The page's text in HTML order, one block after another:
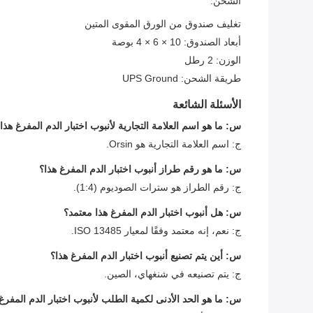
تغليف صندوق من الورق المقوى المتين
أبعاد الصندوق: 10 × 6 × 4 بوصة
الوزن: 2 رطل
طريقة الشحن: UPS Ground
الأسئلة الشائعة
س: ما هو اسم العلامة التجارية لأنبوب اختبار الدم المفرغ
ج: اسم العلامة التجارية هو Orsin.
س: ما هو رقم طراز أنبوب اختبار الدم المفرغ هذا؟
ج: رقم الطراز هو سترات الصوديوم (1:4).
س: هل أنبوب اختبار الدم المفرغ هذا معتمد؟
ج: نعم، إنه معتمد وفقًا لمعيار ISO 13485.
س: أين يتم تصنيع أنبوب اختبار الدم المفرغ هذا؟
ج: يتم تصنيعه في شنغهاي، الصين.
س: ما هو الحد الأدنى لكمية الطلب لأنبوب اختبار الدم